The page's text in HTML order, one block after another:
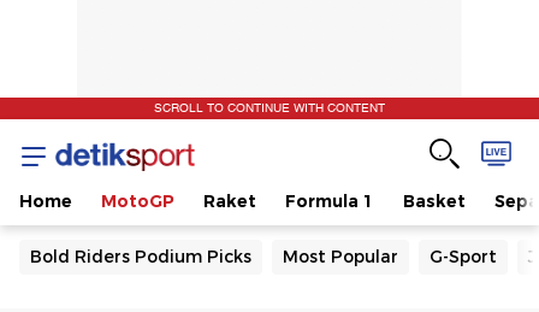
SCROLL TO CONTINUE WITH CONTENT
Home MotoGP Raket Formula 1 Basket
Bold Riders Podium Picks Most Popular G-Sport